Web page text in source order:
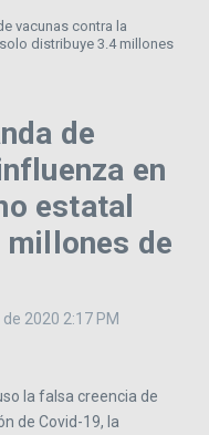
vacunas contra la
distribuye 3.4 millones
de
en
estatal
de
2020 2:17 PM
la falsa creencia de
de Covid-19, la